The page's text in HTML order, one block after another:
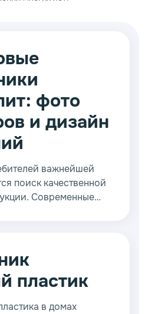
фото
и дизайн
важнейшей
поиск качественной
Современные
пластик
в домах